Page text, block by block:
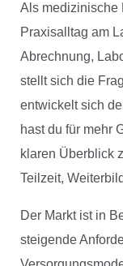
Als medizinische
Praxisalltag am
Abrechnung,
stellt sich die
entwickelt sich
hast du für mehr
klaren Überblick
Teilzeit,
Der Markt ist in
steigende